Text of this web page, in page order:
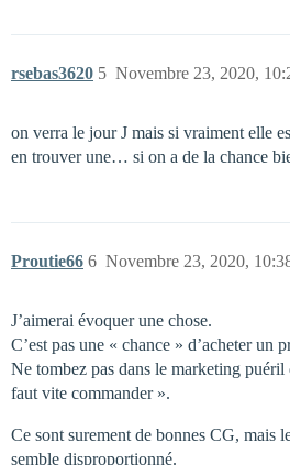
rsebas3620 Novembre 23, 2020,
5
on verra le jour J mais si vraiment elle
en trouver une… si on a de la chance
Proutie66 Novembre 23, 2020,
6
J’aimerai évoquer une chose.
C’est pas une « chance » d’acheter un
Ne tombez pas dans le marketing puéril
faut vite commander ».
Ce sont surement de bonnes CG, mais
semble disproportionné.